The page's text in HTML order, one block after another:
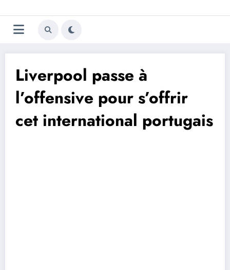
au
contenu
Trivela
L'actualité du football
Liverpool passe à
l’offensive pour s’offrir
cet international portugais